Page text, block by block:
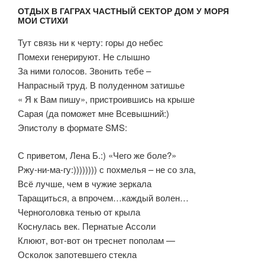
ОТДЫХ В ГАГРАХ ЧАСТНЫЙ СЕКТОР ДОМ У МОРЯ
МОИ СТИХИ
Тут связь ни к черту: горы до небес
Помехи генерируют. Не слышно
За ними голосов. Звонить тебе –
Напрасный труд. В полуденном затишье
« Я к Вам пишу», пристроившись на крыше
Сарая (да поможет мне Всевышний:)
Эпистолу в формате SMS:
С приветом, Лена Б.:) «Чего же боле?»
Ржу-ни-ма-гу:)))))))) с похмелья – не со зла,
Всё лучше, чем в чужие зеркала
Таращиться, а впрочем…каждый волен…
Черноголовка тенью от крыла
Коснулась век. Пернатые Ассоли
Клюют, вот-вот он треснет пополам —
Осколок запотевшего стекла